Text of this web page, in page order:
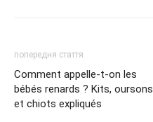
попередня стаття
Comment appelle-t-on les
bébés renards ? Kits, oursons
et chiots expliqués